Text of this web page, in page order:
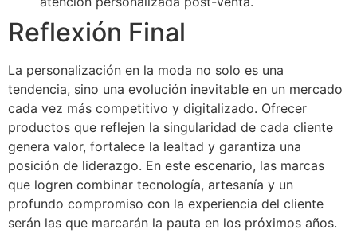
Reflexión Final
La personalización en la moda no solo es una
tendencia, sino una evolución inevitable en un mercado
cada vez más competitivo y digitalizado. Ofrecer
productos que reflejen la singularidad de cada cliente
genera valor, fortalece la lealtad y garantiza una
posición de liderazgo. En este escenario, las marcas
que logren combinar tecnología, artesanía y un
profundo compromiso con la experiencia del cliente
serán las que marcarán la pauta en los próximos años.